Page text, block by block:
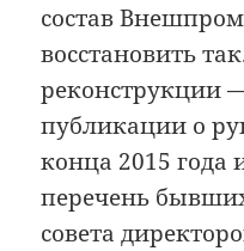
состав
восстановить
реконструкции
публикации о
конца 2015 года
перечень
совета